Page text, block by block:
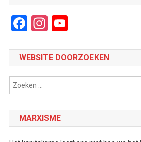
Facebook
Instagram
YouTube
WEBSITE DOORZOEKEN
MARXISME